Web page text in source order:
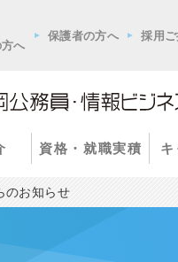
へ
保護者の方へ 採用
資格・就職実積 キ
のお知らせ